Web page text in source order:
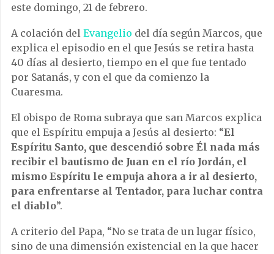
este domingo, 21 de febrero.
A colación del Evangelio del día según Marcos, que
explica el episodio en el que Jesús se retira hasta
40 días al desierto, tiempo en el que fue tentado
por Satanás, y con el que da comienzo la
Cuaresma.
El obispo de Roma subraya que san Marcos explica
que el Espíritu empuja a Jesús al desierto: “El
Espíritu Santo, que descendió sobre Él nada más
recibir el bautismo de Juan en el río Jordán, el
mismo Espíritu le empuja ahora a ir al desierto,
para enfrentarse al Tentador, para luchar contra
el diablo”.
A criterio del Papa, “No se trata de un lugar físico,
sino de una dimensión existencial en la que hacer